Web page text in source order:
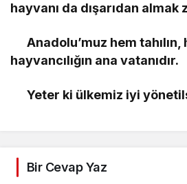
hayvanı da dışarıdan almak
Anadolu’muz hem tahılın,
hayvancılığın ana vatanıdır.
Yeter ki ülkemiz iyi
Bir Cevap Yaz